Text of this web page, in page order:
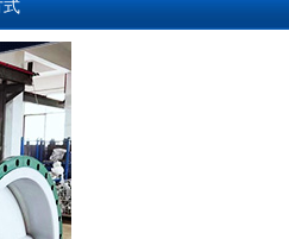
式